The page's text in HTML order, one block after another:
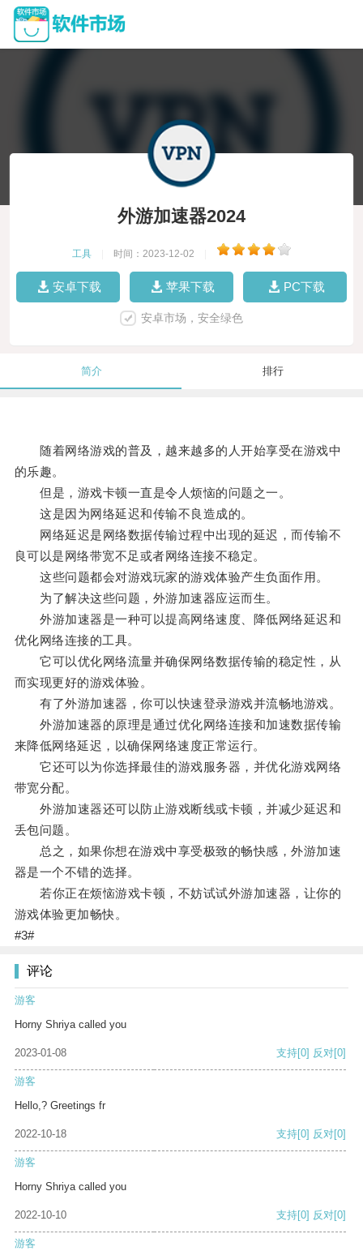
外游加速器2024
工具 时间：2023-12-02
安卓下载 苹果下载 PC下载
安卓市场，安全绿色
简介 排行
随着网络游戏的普及，越来越多的人开始享受在游戏中
的乐趣。
但是，游戏卡顿一直是令人烦恼的问题之一。
这是因为网络延迟和传输不良造成的。
网络延迟是网络数据传输过程中出现的延迟，而传输不
良可以是网络带宽不足或者网络连接不稳定。
这些问题都会对游戏玩家的游戏体验产生负面作用。
为了解决这些问题，外游加速器应运而生。
外游加速器是一种可以提高网络速度、降低网络延迟和
优化网络连接的工具。
它可以优化网络流量并确保网络数据传输的稳定性，从
而实现更好的游戏体验。
有了外游加速器，你可以快速登录游戏并流畅地游戏。
外游加速器的原理是通过优化网络连接和加速数据传输
来降低网络延迟，以确保网络速度正常运行。
它还可以为你选择最佳的游戏服务器，并优化游戏网络
带宽分配。
外游加速器还可以防止游戏断线或卡顿，并减少延迟和
丢包问题。
总之，如果你想在游戏中享受极致的畅快感，外游加速
器是一个不错的选择。
若你正在烦恼游戏卡顿，不妨试试外游加速器，让你的
游戏体验更加畅快。
#3#
评论
游客
Horny Shriya called you
2023-01-08 支持[0] 反对[0]
游客
Hello,? Greetings fr
2022-10-18 支持[0] 反对[0]
游客
Horny Shriya called you
2022-10-10 支持[0] 反对[0]
游客